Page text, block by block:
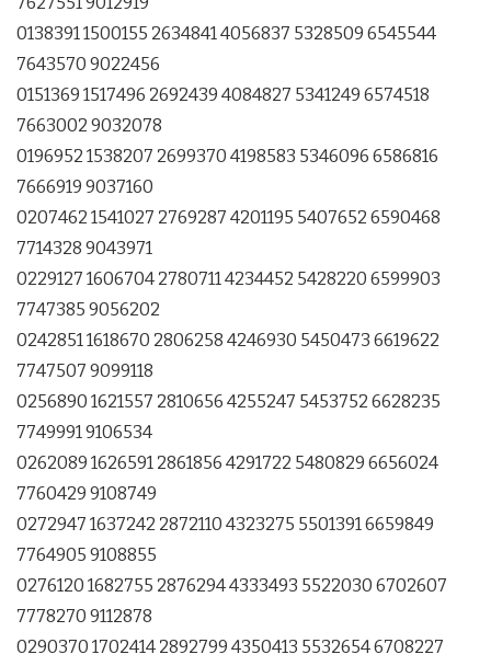
0138391 1500155 2634841 4056837 5328509 6545544
7643570 9022456
0151369 1517496 2692439 4084827 5341249 6574518
7663002 9032078
0196952 1538207 2699370 4198583 5346096 6586816
7666919 9037160
0207462 1541027 2769287 4201195 5407652 6590468
7714328 9043971
0229127 1606704 2780711 4234452 5428220 6599903
7747385 9056202
0242851 1618670 2806258 4246930 5450473 6619622
7747507 9099118
0256890 1621557 2810656 4255247 5453752 6628235
7749991 9106534
0262089 1626591 2861856 4291722 5480829 6656024
7760429 9108749
0272947 1637242 2872110 4323275 5501391 6659849
7764905 9108855
0276120 1682755 2876294 4333493 5522030 6702607
7778270 9112878
0290370 1702414 2892799 4350413 5532654 6708227